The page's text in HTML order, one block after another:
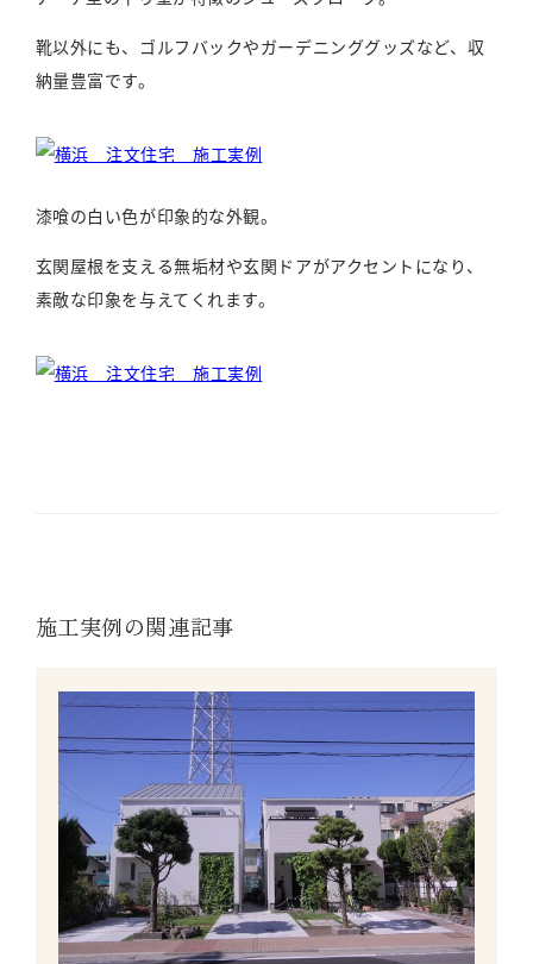
靴以外にも、ゴルフバックやガーデニンググッズなど、収
納量豊富です。
漆喰の白い色が印象的な外観。
玄関屋根を支える無垢材や玄関ドアがアクセントになり、
素敵な印象を与えてくれます。
施工実例の関連記事